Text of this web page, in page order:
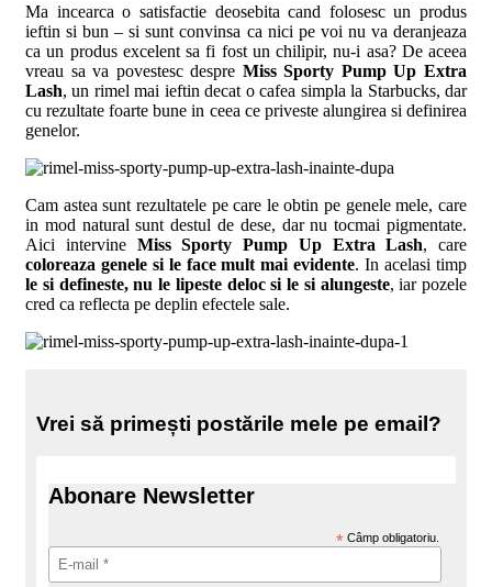
Ma incearca o satisfactie deosebita cand folosesc un produs
ieftin si bun – si sunt convinsa ca nici pe voi nu va deranjeaza
ca un produs excelent sa fi fost un chilipir, nu-i asa? De aceea
vreau sa va povestesc despre Miss Sporty Pump Up Extra
Lash, un rimel mai ieftin decat o cafea simpla la Starbucks, dar
cu rezultate foarte bune in ceea ce priveste alungirea si definirea
genelor.
Cam astea sunt rezultatele pe care le obtin pe genele mele, care
in mod natural sunt destul de dese, dar nu tocmai pigmentate.
Aici intervine Miss Sporty Pump Up Extra Lash, care
coloreaza genele si le face mult mai evidente. In acelasi timp
le si defineste, nu le lipeste deloc si le si alungeste, iar pozele
cred ca reflecta pe deplin efectele sale.
Vrei să primești postările mele pe email?
Abonare Newsletter
* Câmp obligatoriu.